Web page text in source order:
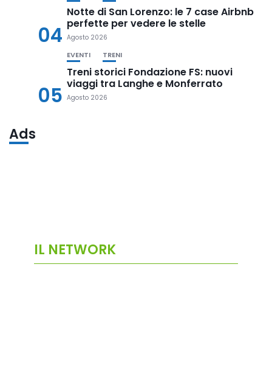
04
Notte di San Lorenzo: le 7 case Airbnb
perfette per vedere le stelle
Agosto 2026
05
EVENTI TRENI
Treni storici Fondazione FS: nuovi
viaggi tra Langhe e Monferrato
Agosto 2026
Ads
IL NETWORK